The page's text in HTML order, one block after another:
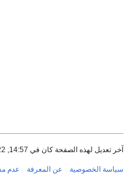
آخر تعديل لهذه الصفحة كان في 14:57, 22 ديسمبر 2020.
سياسة الخصوصية عن المعرفة عدم